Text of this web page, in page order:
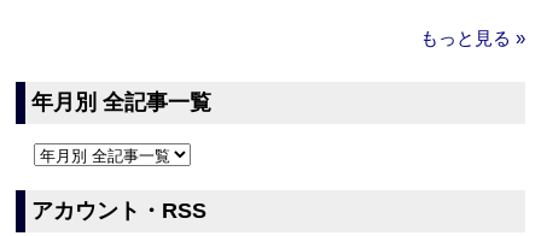
もっと見る »
年月別 全記事一覧
アカウント・RSS